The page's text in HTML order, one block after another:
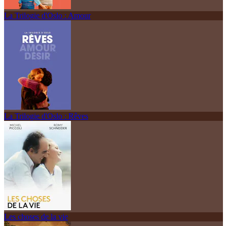
La Trilogie d'Oslo : Amour
La Trilogie d'Oslo : Rêves
Les choses de la vie